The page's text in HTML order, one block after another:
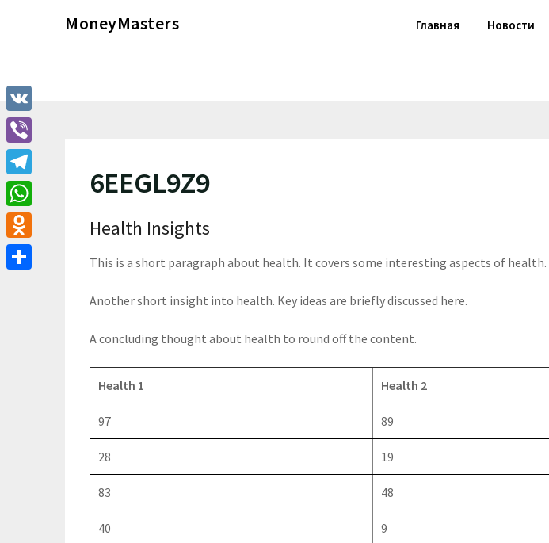
MoneyMasters Главная Новости
6EEGL9Z9
Health Insights
This is a short paragraph about health. It covers some interesting aspects of health.
Another short insight into health. Key ideas are briefly discussed here.
A concluding thought about health to round off the content.
Health 1 Health 2
97 89
28 19
83 48
40 9
VK
Viber
Telegram
WhatsApp
Odnoklassniki